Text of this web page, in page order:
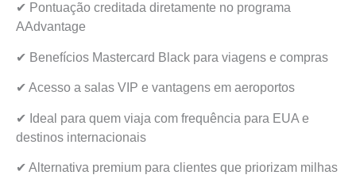
✔ Pontuação creditada diretamente no programa
AAdvantage
✔ Benefícios Mastercard Black para viagens e compras
✔ Acesso a salas VIP e vantagens em aeroportos
✔ Ideal para quem viaja com frequência para EUA e
destinos internacionais
✔ Alternativa premium para clientes que priorizam milhas